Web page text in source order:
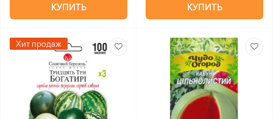
КУПИТЬ КУПИТЬ
Хит продаж